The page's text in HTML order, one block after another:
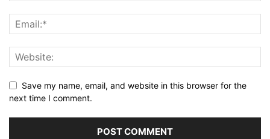
Save my name, email, and website in this browser for the
next time I comment.